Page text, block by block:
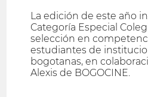
La edición de este año
Categoría Especial
selección en
estudiantes de
bogotanas, en
Alexis de BOGOCINE.